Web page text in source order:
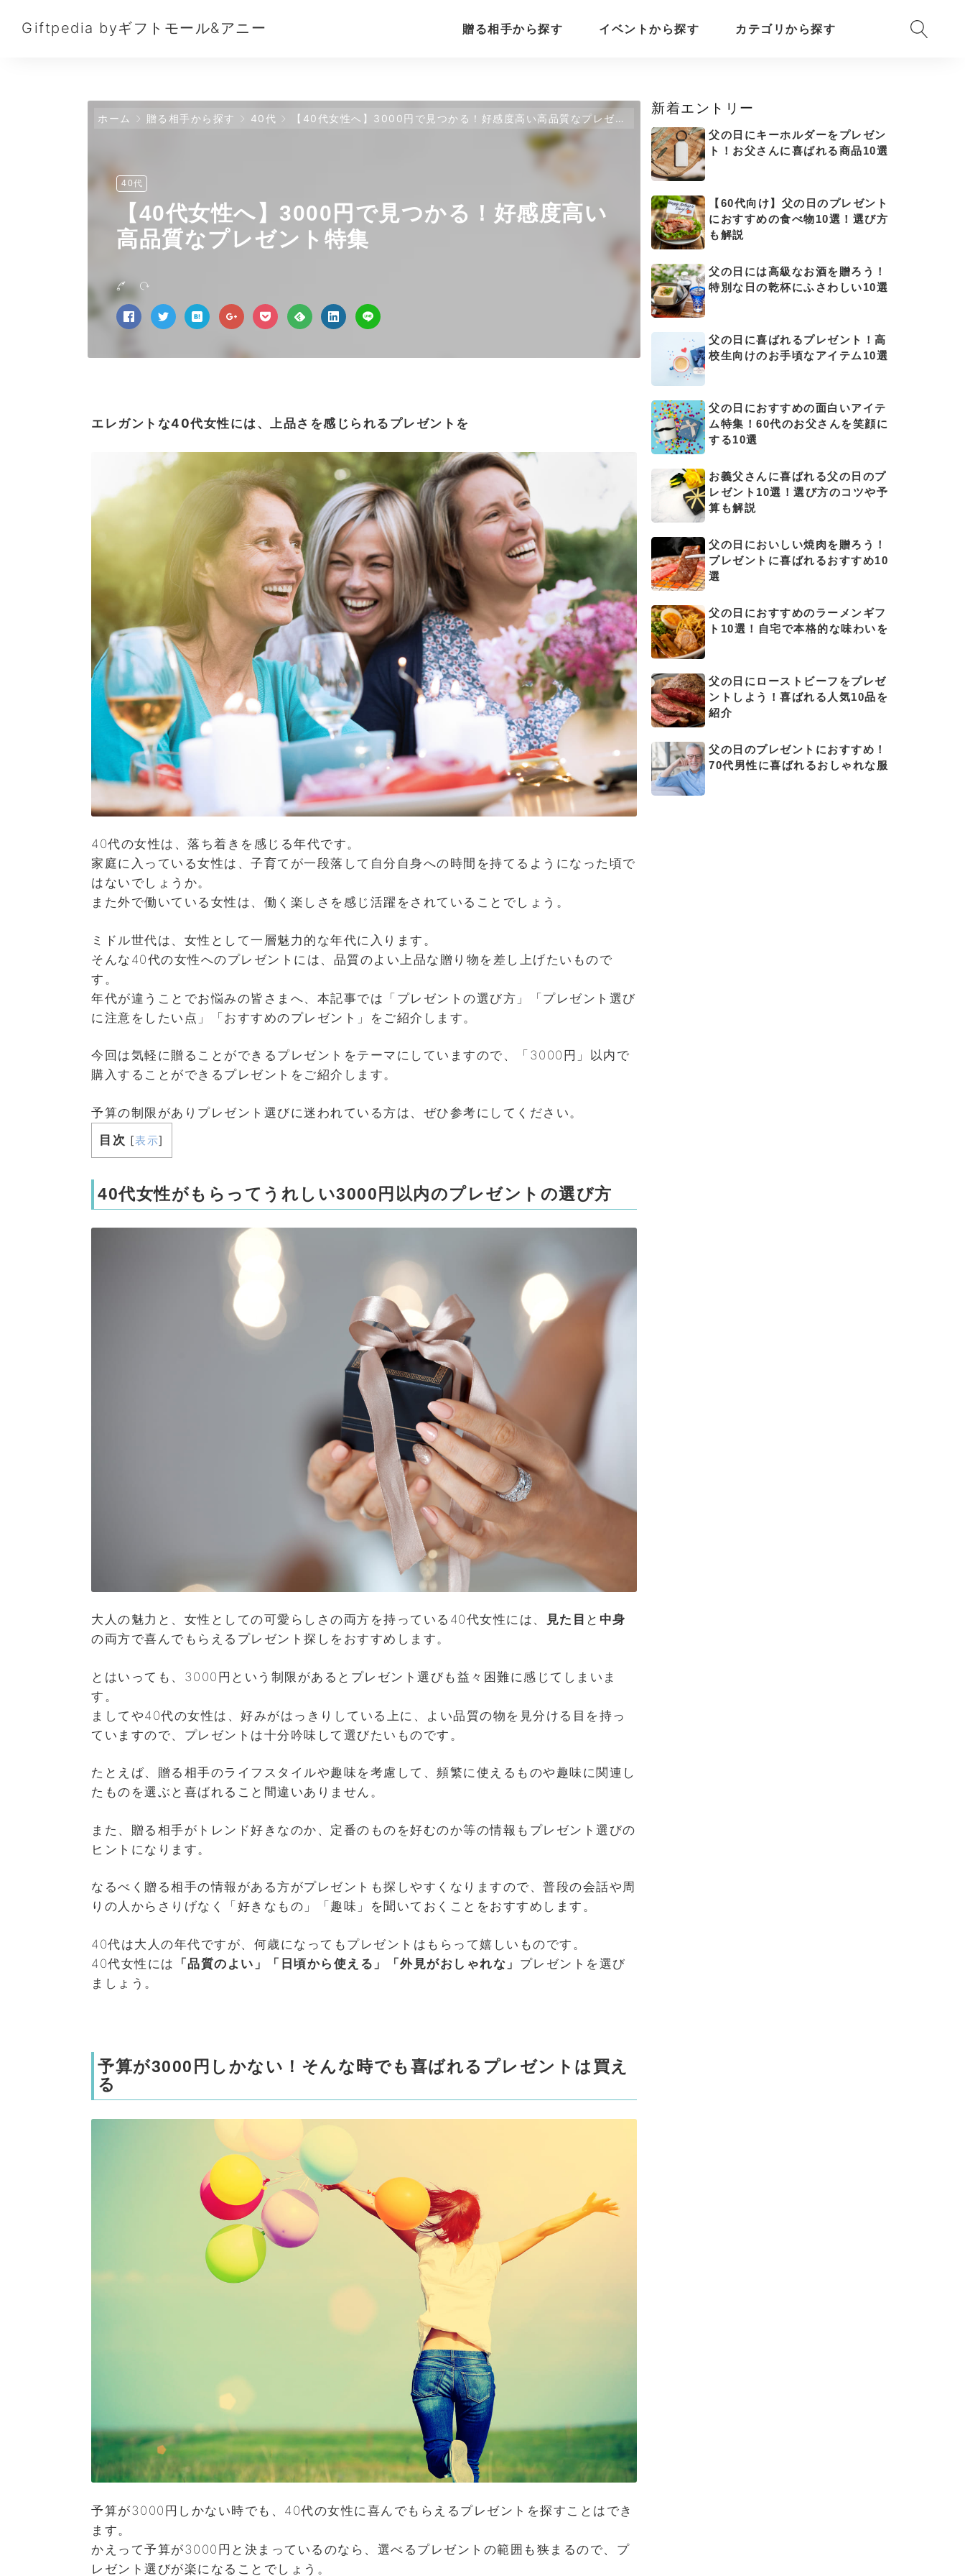
Giftpedia byギフトモール&アニー 贈る相手から探す イベントから探す カテゴリから探す
ホーム 贈る相手から探す 40代 【40代女性へ】3000円で見つかる！好感度高い高品質なプレゼント特集
40代
【40代女性へ】3000円で見つかる！好感度高い
高品質なプレゼント特集
エレガントな40代女性には、上品さを感じられるプレゼントを
40代の女性は、落ち着きを感じる年代です。
家庭に入っている女性は、子育てが一段落して自分自身への時間を持てるようになった頃で
はないでしょうか。
また外で働いている女性は、働く楽しさを感じ活躍をされていることでしょう。
ミドル世代は、女性として一層魅力的な年代に入ります。
そんな40代の女性へのプレゼントには、品質のよい上品な贈り物を差し上げたいもので
す。
年代が違うことでお悩みの皆さまへ、本記事では「プレゼントの選び方」「プレゼント選び
に注意をしたい点」「おすすめのプレゼント」をご紹介します。
今回は気軽に贈ることができるプレゼントをテーマにしていますので、「3000円」以内で
購入することができるプレゼントをご紹介します。
予算の制限がありプレゼント選びに迷われている方は、ぜひ参考にしてください。
目次 [表示]
40代女性がもらってうれしい3000円以内のプレゼントの選び方
大人の魅力と、女性としての可愛らしさの両方を持っている40代女性には、 見た目 と 中身
の両方で喜んでもらえるプレゼント探しをおすすめします。
とはいっても、3000円という制限があるとプレゼント選びも益々困難に感じてしまいま
す。
ましてや40代の女性は、好みがはっきりしている上に、よい品質の物を見分ける目を持っ
ていますので、プレゼントは十分吟味して選びたいものです。
たとえば、贈る相手のライフスタイルや趣味を考慮して、頻繁に使えるものや趣味に関連し
たものを選ぶと喜ばれること間違いありません。
また、贈る相手がトレンド好きなのか、定番のものを好むのか等の情報もプレゼント選びの
ヒントになります。
なるべく贈る相手の情報がある方がプレゼントも探しやすくなりますので、普段の会話や周
りの人からさりげなく「好きなもの」「趣味」を聞いておくことをおすすめします。
40代は大人の年代ですが、何歳になってもプレゼントはもらって嬉しいものです。
40代女性には
「品質のよい」「日頃から使える」「外見がおしゃれな」 プレゼントを選び
ましょう。
予算が3000円しかない！そんな時でも喜ばれるプレゼントは買え
る
予算が3000円しかない時でも、40代の女性に喜んでもらえるプレゼントを探すことはでき
ます。
かえって予算が3000円と決まっているのなら、選べるプレゼントの範囲も狭まるので、プ
レゼント選びが楽になることでしょう。
新着エントリー
父の日にキーホルダーをプレゼン
ト！お父さんに喜ばれる商品10選
【60代向け】父の日のプレゼント
におすすめの食べ物10選！選び方
も解説
父の日には高級なお酒を贈ろう！
特別な日の乾杯にふさわしい10選
父の日に喜ばれるプレゼント！高
校生向けのお手頃なアイテム10選
父の日におすすめの面白いアイテ
ム特集！60代のお父さんを笑顔に
する10選
お義父さんに喜ばれる父の日のプ
レゼント10選！選び方のコツや予
算も解説
父の日においしい焼肉を贈ろう！
プレゼントに喜ばれるおすすめ10
選
父の日におすすめのラーメンギフ
ト10選！自宅で本格的な味わいを
父の日にローストビーフをプレゼ
ントしよう！喜ばれる人気10品を
紹介
父の日のプレゼントにおすすめ！
70代男性に喜ばれるおしゃれな服